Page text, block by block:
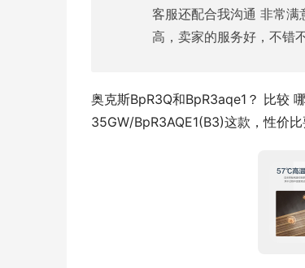
客服还配合我沟通 非常满
高，卖家的服务好，不错
奥克斯BpR3Q和BpR3aqe1？ 比较
35GW/BpR3AQE1(B3)这款，性价